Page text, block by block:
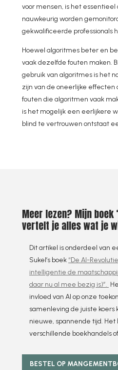
voor mensen, is het
nauwkeurig worden
gekwalificeerde professionals
Hoewel algoritmes beter en
vaak dezelfde fouten maken.
gebruik van algoritmes is het
zijn van de oneerlijke effecten
fouten die algoritmen vaak
is het mogelijk een eerlijkere
blind te vertrouwen ontstaat
Meer lezen? Mijn boek
vertelt je alles wat je
Dit artikel is onderdeel van
Sukel’s boek “De AI-
intelligentie de
daar nu al mee bezig is)”.
invloed van AI op onze
samenleving de juiste
nieuwe, spannende tijd. Het
verschillende boekhandels
BESTEL OP